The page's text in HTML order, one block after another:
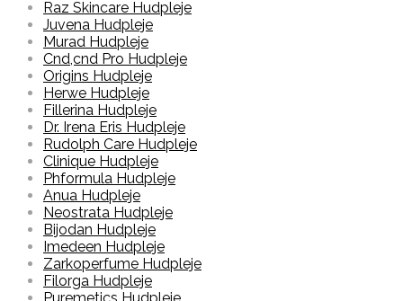
Raz Skincare Hudpleje
Juvena Hudpleje
Murad Hudpleje
Cnd,cnd Pro Hudpleje
Origins Hudpleje
Herwe Hudpleje
Fillerina Hudpleje
Dr. Irena Eris Hudpleje
Rudolph Care Hudpleje
Clinique Hudpleje
Phformula Hudpleje
Anua Hudpleje
Neostrata Hudpleje
Bijodan Hudpleje
Imedeen Hudpleje
Zarkoperfume Hudpleje
Filorga Hudpleje